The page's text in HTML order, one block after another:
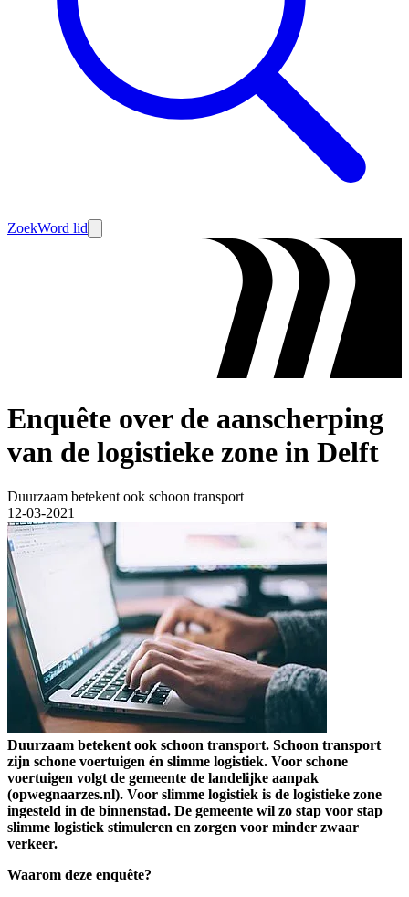
ZoekWord lid
Enquête over de aanscherping
van de logistieke zone in Delft
Duurzaam betekent ook schoon transport
12-03-2021
Duurzaam betekent ook schoon transport. Schoon transport
zijn schone voertuigen én slimme logistiek. Voor schone
voertuigen volgt de gemeente de landelijke aanpak
(opwegnaarzes.nl). Voor slimme logistiek is de logistieke zone
ingesteld in de binnenstad. De gemeente wil zo stap voor stap
slimme logistiek stimuleren en zorgen voor minder zwaar
verkeer.
Waarom deze enquête?